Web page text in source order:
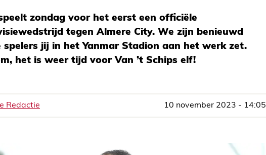
zondag voor het eerst een officiële
tegen Almere City. We zijn benieuwd
spelers jij in het Yanmar Stadion aan het werk zet.
het is weer tijd voor Van ’t Schips elf!
Redactie 10 november 2023 - 14:05